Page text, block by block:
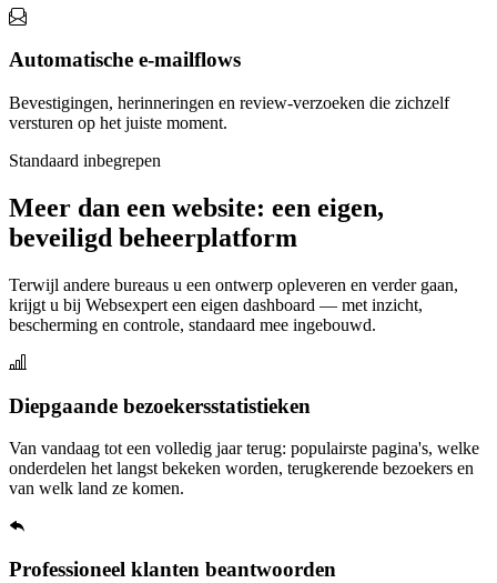
Automatische e-mailflows
Bevestigingen, herinneringen en review-verzoeken die zichzelf
versturen op het juiste moment.
Standaard inbegrepen
Meer dan een website: een eigen,
beveiligd beheerplatform
Terwijl andere bureaus u een ontwerp opleveren en verder gaan,
krijgt u bij Websexpert een eigen dashboard — met inzicht,
bescherming en controle, standaard mee ingebouwd.
Diepgaande bezoekersstatistieken
Van vandaag tot een volledig jaar terug: populairste pagina's, welke
onderdelen het langst bekeken worden, terugkerende bezoekers en
van welk land ze komen.
Professioneel klanten beantwoorden